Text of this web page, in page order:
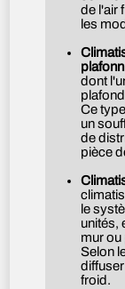
de l'air
les
Climatiseur cassette ou climatiseur
dont
Ce
un
de
pièce
le
unités,
mur ou
Selon
froid.